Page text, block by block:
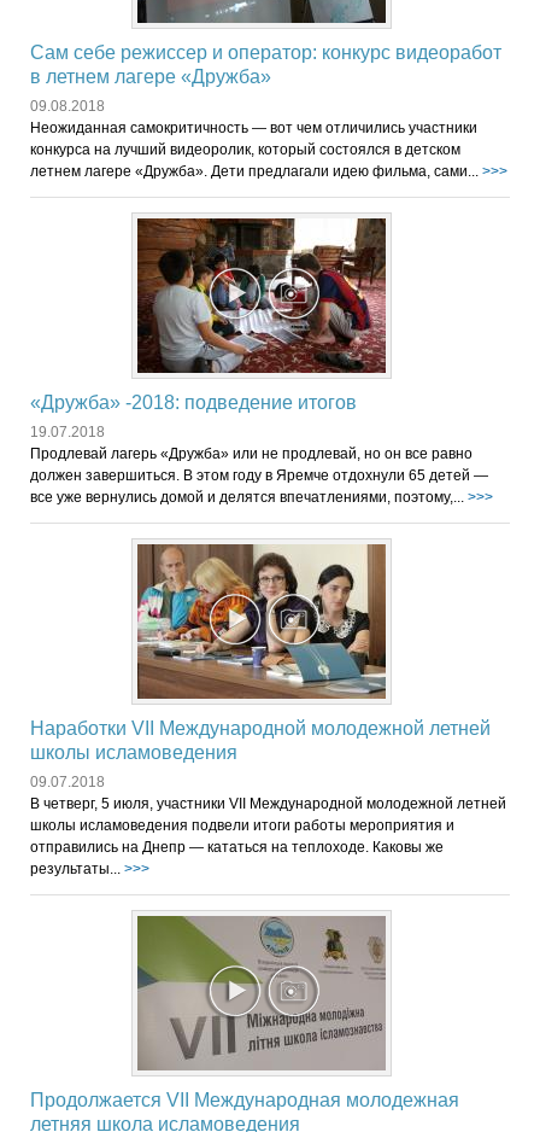
Сам себе режиссер и оператор: конкурс видеоработ
в летнем лагере «Дружба»
09.08.2018
Неожиданная самокритичность — вот чем отличились участники
конкурса на лучший видеоролик, который состоялся в детском
летнем лагере «Дружба». Дети предлагали идею фильма, сами... >>>
«Дружба» -2018: подведение итогов
19.07.2018
Продлевай лагерь «Дружба» или не продлевай, но он все равно
должен завершиться. В этом году в Яремче отдохнули 65 детей —
все уже вернулись домой и делятся впечатлениями, поэтому,... >>>
Наработки VII Международной молодежной летней
школы исламоведения
09.07.2018
В четверг, 5 июля, участники VII Международной молодежной летней
школы исламоведения подвели итоги работы мероприятия и
отправились на Днепр — кататься на теплоходе. Каковы же
результаты... >>>
Продолжается VII Международная молодежная
летняя школа исламоведения